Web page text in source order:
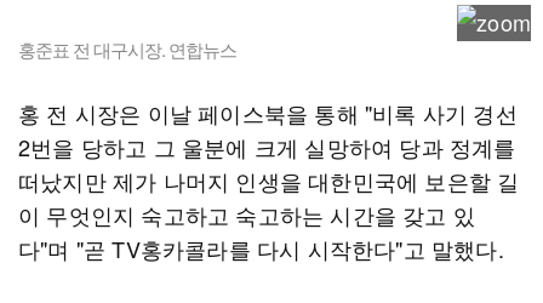
홍준표 전 대구시장. 연합뉴스
홍 전 시장은 이날 페이스북을 통해 "비록 사기 경선
2번을 당하고 그 울분에 크게 실망하여 당과 정계를
떠났지만 제가 나머지 인생을 대한민국에 보은할 길
이 무엇인지 숙고하고 숙고하는 시간을 갖고 있
다"며 "곧 TV홍카콜라를 다시 시작한다"고 말했다.